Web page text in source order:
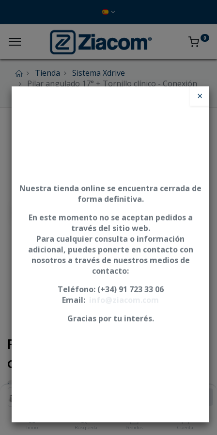
Inicio Búsqueda Pedidos Cuenta
0
Tienda
Sistema Xdrive
Pilar angulado 17° + Tornillo clínico - Conexión
Pilar angulado 17° + Tornillo
clínico - Conexión externa
Iniciar sesión
×
Nuestra tienda online se encuentra cerrada de
forma definitiva.
En este momento no se aceptan pedidos a
través del sitio web.
Para cualquier consulta o información
adicional, puedes ponerte en contacto con
nosotros a través de nuestros medios de
contacto:
Teléfono: (+34) 91 723 33 06
Email:
Gracias por tu interés.